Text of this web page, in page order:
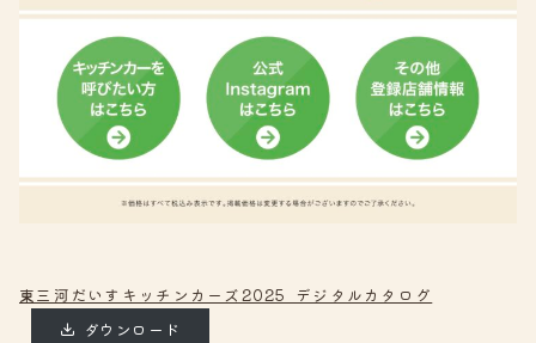
東三河だいすキッチンカーズ2025_デジタルカタログ
ダウンロード